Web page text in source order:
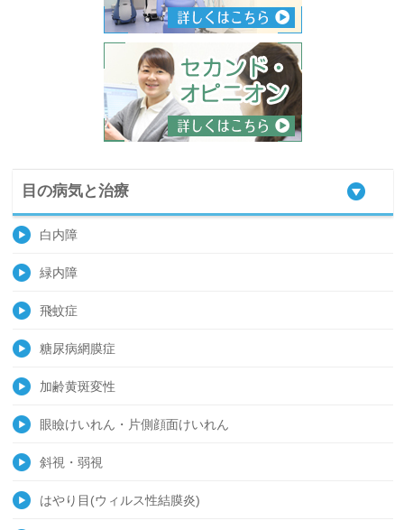
目の病気と治療
白内障
緑内障
飛蚊症
糖尿病網膜症
加齢黄斑変性
眼瞼けいれん・片側顔面けいれん
斜視・弱視
はやり目(ウィルス性結膜炎)